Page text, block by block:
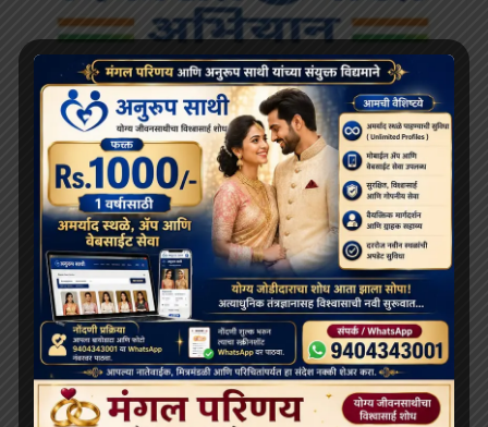
देश
‘विकसित भारत 2047’ के लिए बौद्ध मूल्य और आधुनिक विज्ञान
अहम: हिमाचल के राज्यपाल
July 6, 2026